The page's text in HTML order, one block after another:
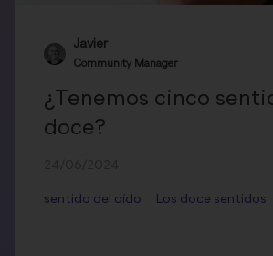
Javier
Community Manager
¿Tenemos cinco
doce?
sentido del oído Los doce sentidos